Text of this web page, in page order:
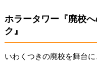
ホラータワー『廃校
ク』
いわくつきの廃校を舞台